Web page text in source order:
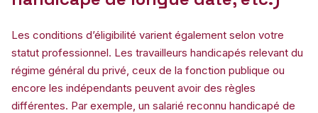
Les conditions d’éligibilité varient également selon votre
statut professionnel. Les travailleurs handicapés relevant du
régime général du privé, ceux de la fonction publique ou
encore les indépendants peuvent avoir des règles
différentes. Par exemple, un salarié reconnu handicapé de